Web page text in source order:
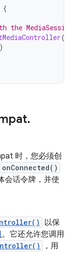
{
the
(
.
时，您必须创
onConnected()
会话令牌，并使
以保
。它还允许您调用
，用